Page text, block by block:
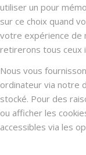
utiliser un pour
sur ce choix quand
votre expérience de
retirerons tous ceux
Nous vous
ordinateur via notre
stocké. Pour des
ou afficher les
accessibles via les